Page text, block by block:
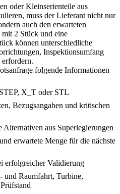
oder Kleinserienteile aus
muss der Lieferant nicht nur
auch den erwarteten
2 Stück und eine
können unterschiedliche
Inspektionsumfang
erfordern.
folgende Informationen
X_T oder STL
Bezugsangaben und kritischen
Alternativen aus Superlegierungen
erwartete Menge für die nächste
erfolgreicher Validierung
Raumfahrt, Turbine,